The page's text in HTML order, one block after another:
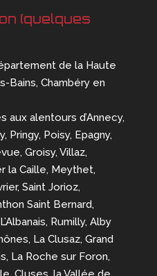
(quelques
de la Haute
Bains, Chambéry en
alentours d’Annecy,
Pringy, Poisy, Epagny,
Groisy, Villaz,
la Caille, Meythet,
Saint Jorioz,
Saint Bernard,
Rumilly, Alby
La Clusaz, Grand
La Roche sur Foron,